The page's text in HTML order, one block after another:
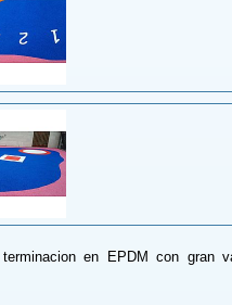
en EPDM con gran